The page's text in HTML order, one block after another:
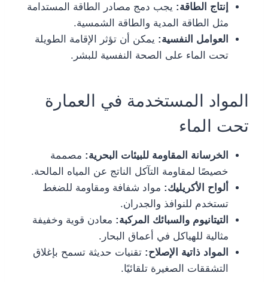
إنتاج الطاقة: يجب دمج مصادر الطاقة المستدامة
مثل الطاقة المدية والطاقة الشمسية.
العوامل النفسية: يمكن أن تؤثر الإقامة الطويلة
تحت الماء على الصحة النفسية للبشر.
المواد المستخدمة في العمارة
تحت الماء
الخرسانة المقاومة للبيئات البحرية: مصممة
خصيصًا لمقاومة التآكل الناتج عن المياه المالحة.
ألواح الأكريليك: مواد شفافة ومقاومة للضغط
تستخدم للنوافذ والجدران.
التيتانيوم والسبائك المركبة: معادن قوية وخفيفة
مثالية للهياكل في أعماق البحار.
المواد ذاتية الإصلاح: تقنيات حديثة تسمح بإغلاق
التشققات الصغيرة تلقائيًا.